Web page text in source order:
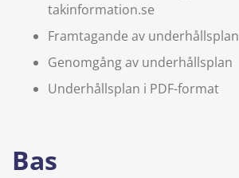
takinformation.se
Framtagande av underhållsplan
Genomgång av underhållsplan
Underhållsplan i PDF-format
Bas